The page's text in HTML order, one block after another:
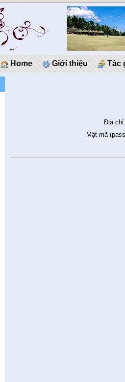
Home Giới thiệu Tác
Địa chỉ
Mật mã